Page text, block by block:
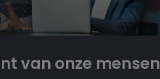
van onze mensen